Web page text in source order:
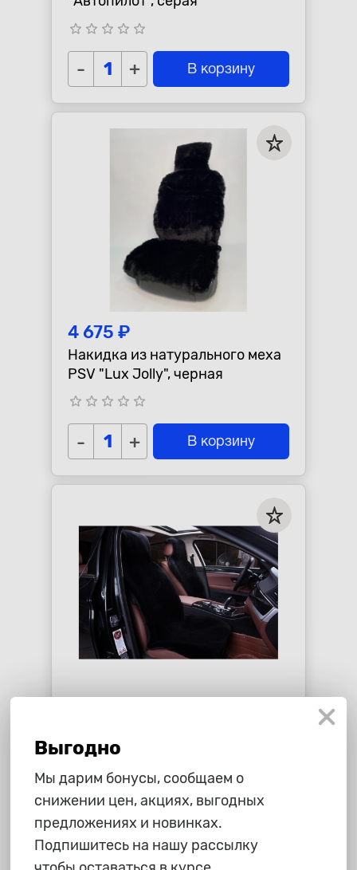
star_border star_border star_border star_border star_border
- + В корзину
4 675 ₽
Накидка из натурального меха
PSV "Lux Jolly", черная
star_border star_border star_border star_border star_border
- + В корзину
"Автопилот", черная
star_borderstar_borderstar_borderstar_borderstar_border
- +
Выгодно
Мы дарим бонусы, сообщаем о
снижении цен, акциях, выгодных
предложениях и новинках.
Подпишитесь на нашу рассылку